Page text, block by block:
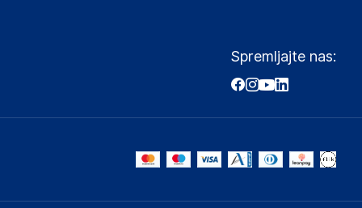
Spremljajte nas: